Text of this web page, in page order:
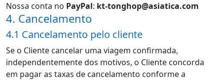
Nossa conta no PayPal: kt-tonghop@asiatica.com
4. Cancelamento
4.1 Cancelamento pelo cliente
Se o Cliente cancelar uma viagem confirmada,
independentemente dos motivos, o Cliente concorda
em pagar as taxas de cancelamento conforme a